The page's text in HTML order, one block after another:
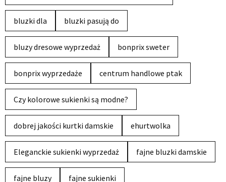
bluzki dla bluzki pasują do
bluzy dresowe wyprzedaż bonprix sweter
bonprix wyprzedaże centrum handlowe ptak
Czy kolorowe sukienki są modne?
dobrej jakości kurtki damskie ehurtwolka
Eleganckie sukienki wyprzedaż fajne bluzki damskie
fajne bluzy fajne sukienki